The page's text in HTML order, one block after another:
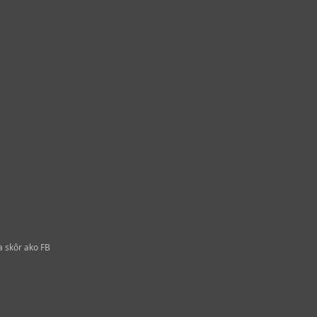
ako FB